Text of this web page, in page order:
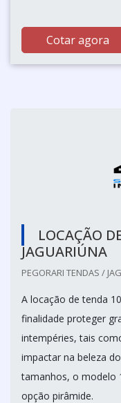
Cotar agora
LOCAÇÃO
JAGUARIÚNA
PEGORARI TENDAS /
A locação de tenda
finalidade proteger
intempéries, tais
impactar na beleza
tamanhos, o modelo
opção pirâmide.